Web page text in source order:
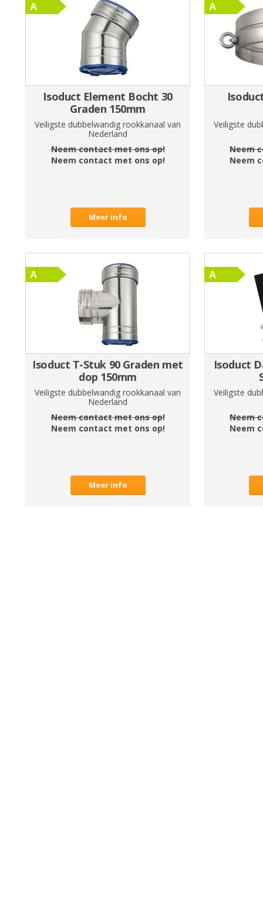
Isoduct Element Bocht 30
Graden 150mm
Veiligste dubbelwandig rookkanaal van
Nederland
Neem contact met ons op!
Neem contact met ons op!
Meer info
Veiligste
Neem
Neem
Isoduct T-Stuk 90 Graden met
dop 150mm
Veiligste dubbelwandig rookkanaal van
Nederland
Neem contact met ons op!
Neem contact met ons op!
Meer info
Isoduct
Veiligste
Neem
Neem